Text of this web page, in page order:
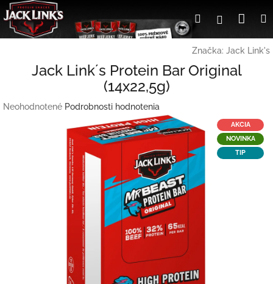
Prejsť
na
obsah
Hľadať
Značka: Jack Link's
Jack Link´s Protein Bar Original
(14x22,5g)
Priemerné
Neohodnotené Podrobnosti hodnotenia
AKCIA
NOVINKA
TIP